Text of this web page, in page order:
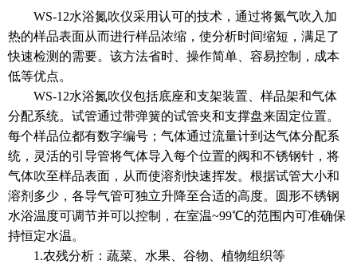
WS-12水浴氮吹仪采用认可的技术，通过将氮气吹入加
热的样品表面从而进行样品浓缩，使分析时间缩短，满足了
快速检测的需要。该方法省时、操作简单、容易控制，成本
低等优点。
WS-12水浴氮吹仪包括底座和支架装置、样品架和气体
分配系统。试管通过带弹簧的试管夹和支撑盘来固定位置。
每个样品位都有数字编号；气体通过流量计到达气体分配系
统，灵活的引导管将气体导入每个位置的阀和不锈钢针，将
气体吹至样品表面，从而使溶剂快速挥发。根据试管大小和
溶剂多少，各导气管可独立升降至合适的高度。圆形不锈钢
水浴温度可调节并可以控制，在室温~99℃的范围内可准确保
持恒定水温。
1.农残分析：蔬菜、水果、谷物、植物组织等